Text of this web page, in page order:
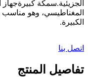
الجزيئية.سمكة كبيرةجهاز
المغناطيسي، وهو مناسب
الكبيرة.
اتصل بنا
تفاصيل المنتج